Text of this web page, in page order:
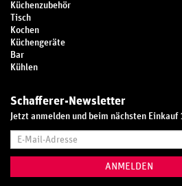
Küchenzubehör
Tisch
Kochen
Küchengeräte
Bar
Kühlen
Schafferer-Newsletter
Jetzt anmelden und beim nächsten Einkauf
Mail-
ANMELDEN